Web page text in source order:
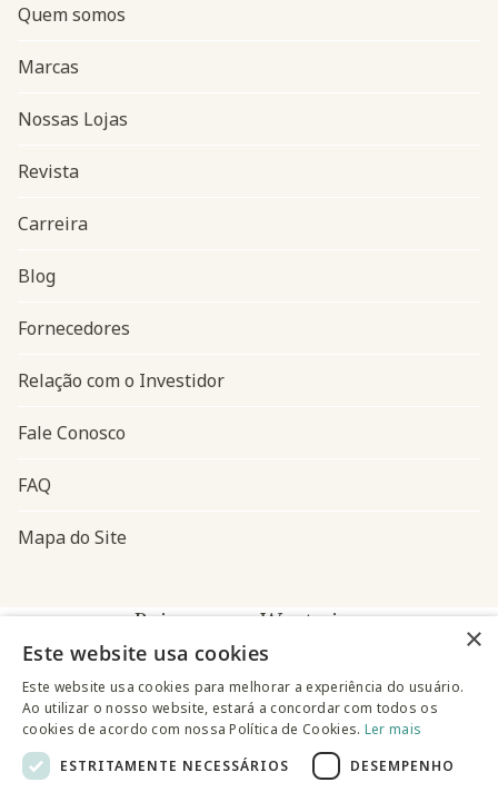
Navegação do rodapé
Quem somos
Marcas
Nossas Lojas
Revista
Carreira
Blog
Fornecedores
Relação com o Investidor
Fale Conosco
FAQ
Mapa do Site
Baixe o app Westwing
×
Este website usa cookies
Este website usa cookies para melhorar a experiência do usuário.
Ao utilizar o nosso website, estará a concordar com todos os
cookies de acordo com nossa Política de Cookies. Ler mais
ESTRITAMENTE NECESSÁRIOS
DESEMPENHO